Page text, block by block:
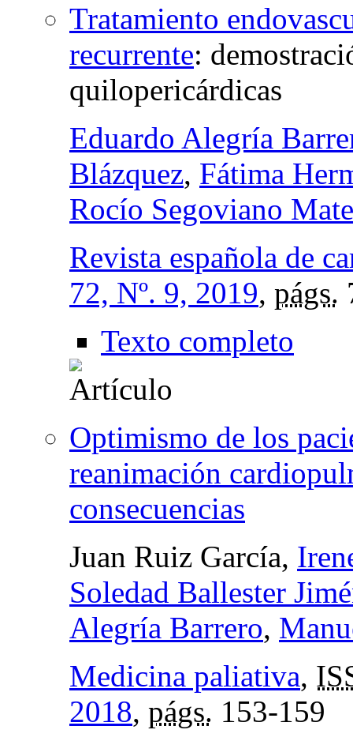
Tratamiento
recurrente:
quilopericárdicas
Eduardo Alegría
Blázquez, Fátima
Rocío Segoviano
Revista española de
72, Nº. 9, 2019, págs.
Texto completo
Optimismo de los
reanimación
consecuencias
Juan Ruiz García,
Soledad Ballester
Alegría Barrero,
Medicina paliativa,
2018, págs. 153-159